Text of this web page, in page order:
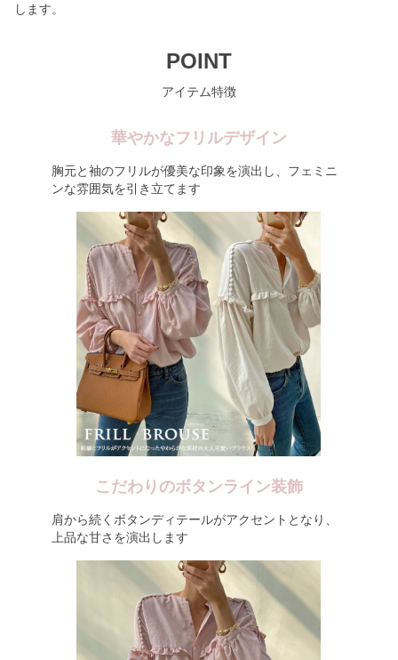
します。
POINT
アイテム特徴
華やかなフリルデザイン
胸元と袖のフリルが優美な印象を演出し、フェミニ
ンな雰囲気を引き立てます
こだわりのボタンライン装飾
肩から続くボタンディテールがアクセントとなり、
上品な甘さを演出します